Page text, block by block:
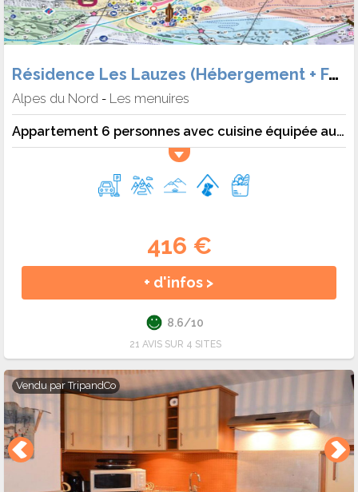
Résidence Les Lauzes (Hébergement + Forf.)
Alpes du Nord - Les menuires
Appartement 6 personnes avec cuisine équipée aux Ménuires - 6 pers. - 43m2 - TV
416 €
+ d'infos >
8.6/10
21 AVIS SUR 4 SITES
Vendu parTripandCo